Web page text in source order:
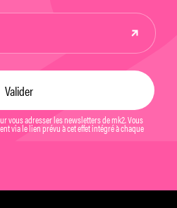
vous adresser les newsletters de mk2. Vous
via le lien prévu à cet effet intégré à chaque